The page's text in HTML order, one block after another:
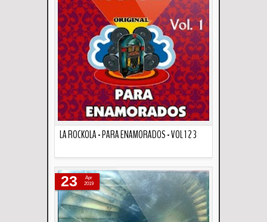
LA ROCKOLA - PARA ENAMORADOS - VOL 1 2 3
23
Apr
2019